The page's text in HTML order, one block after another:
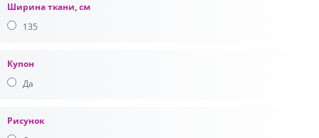
Ширина ткани, см
135
Купон
Да
Рисунок